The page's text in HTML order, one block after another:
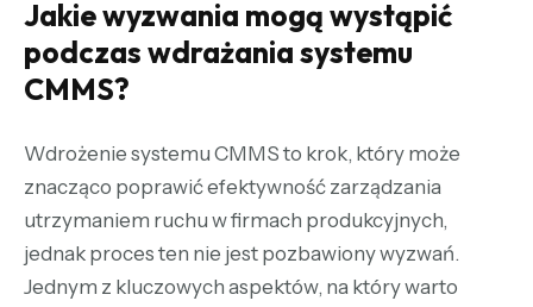
Jakie wyzwania mogą wystąpić
podczas wdrażania systemu
CMMS?
Wdrożenie systemu CMMS to krok, który może
znacząco poprawić efektywność zarządzania
utrzymaniem ruchu w firmach produkcyjnych,
jednak proces ten nie jest pozbawiony wyzwań.
Jednym z kluczowych aspektów, na który warto